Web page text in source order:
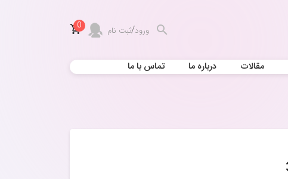
ورود/ثبت نام 0
مقالات درباره ما تماس با ما